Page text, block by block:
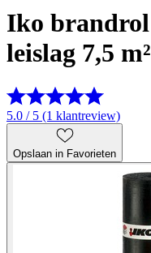
Iko
leislag 7,5 m²
5.0 / 5 (1 klantreview)
Opslaan in Favorieten